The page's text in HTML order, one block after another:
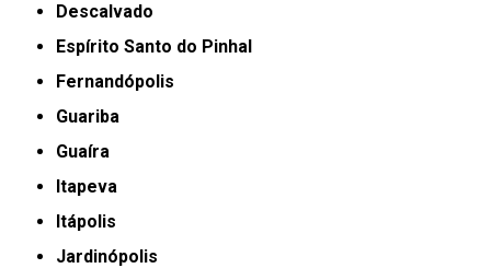
Descalvado
Espírito Santo do Pinhal
Fernandópolis
Guariba
Guaíra
Itapeva
Itápolis
Jardinópolis